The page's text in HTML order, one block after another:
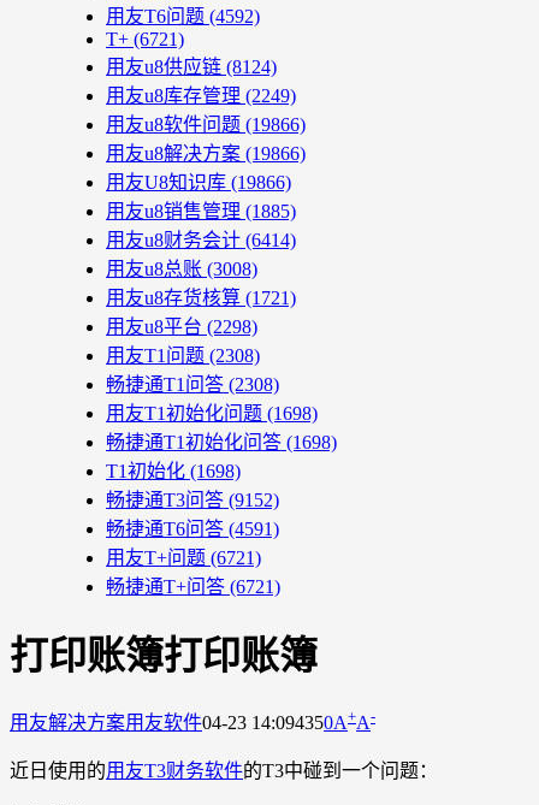
用友T6问题 (4592)
T+ (6721)
用友u8供应链 (8124)
用友u8库存管理 (2249)
用友u8软件问题 (19866)
用友u8解决方案 (19866)
用友U8知识库 (19866)
用友u8销售管理 (1885)
用友u8财务会计 (6414)
用友u8总账 (3008)
用友u8存货核算 (1721)
用友u8平台 (2298)
用友T1问题 (2308)
畅捷通T1问答 (2308)
用友T1初始化问题 (1698)
畅捷通T1初始化问答 (1698)
T1初始化 (1698)
畅捷通T3问答 (9152)
畅捷通T6问答 (4591)
用友T+问题 (6721)
畅捷通T+问答 (6721)
打印账簿打印账簿
用友解决方案用友软件04-23 14:094350A+A-
近日使用的用友T3财务软件的T3中碰到一个问题：